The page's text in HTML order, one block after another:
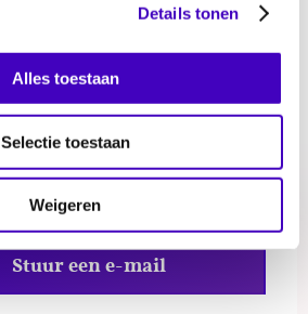
Details tonen
Alles toestaan
Selectie toestaan
Weigeren
en Zuid-Holland-Zuid,
Preventie-
medewerker en
trainer
Bel 010 411 39 11
Stuur een e-mail